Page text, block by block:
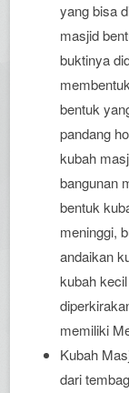
yang bisa
masjid
buktinya
bentuk
pandang
kubah
bangunan
bentuk
meninggi,
andaikan
kubah
memiliki
Kubah
dari